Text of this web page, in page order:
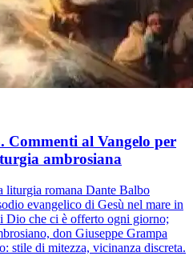
Commenti al Vangelo per
ambrosiana
liturgia romana Dante Balbo
evangelico di Gesù nel mare in
Dio che ci è offerto ogni giorno;
don Giuseppe Grampa
stile di mitezza, vicinanza discreta.